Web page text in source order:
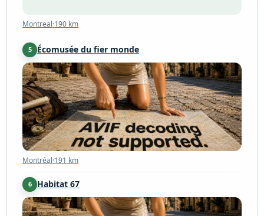
Montreal·190 km
5 Écomusée du fier monde
Montréal·191 km
Montréal·191 km
6 Habitat 67
Montreal·191 km